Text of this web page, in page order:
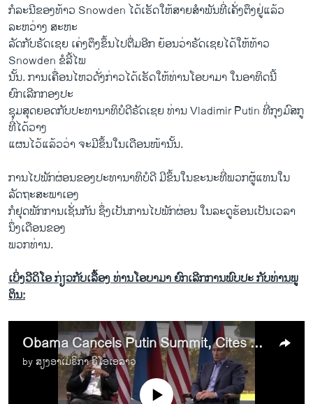
ກໍລະນີຂອງທ້າວ Snowden ໄດ້ເຮັດໃຫ້ສາຍສໍາພັນທີ່ເຄັ່ງຕຶງຢູ່ແລ້ວ
ລະຫວ່າງ ສະຫະ
ລັດກັບຣັດເຊຍ ​ເຄ່ງ​ຕຶງ​ຂຶ້ນ​ໄປ​ຕື່ມ​ອີກ ຍ້ອນ​ວ່າຣັດ​ເຊຍໄດ້ໃຫ້ທ້າວ
Snowden ຂໍລີ້ໄພ
ນັ້ນ. ການເຄື່ອນໄຫວດັ່ງກ່າວໄດ້ເຮັດໃຫ້ທ່ານໂອບາມາ ໃນອາທິດນີ້
ຍົກເລີກກອງປະ
ຊຸມສຸດຍອດກັບປະທານາທິບໍດີຣັດເຊຍ ທ່ານ Vladimir Putin ທີ່ກຸງມົສກູ
ທີ່ໄດ້ວາງ
ແຜນໄວ້ແລ້ວວ່າ ຈະ​ມີ​ຂຶ້ນ​ໃນ​ເດືອນ​ໜ້ານັ້ນ.
ການໄປພັກຜ່ອນຂອງປະທານາທິບໍດີ ມີຂຶ້ນໃນຂະນະທີ່ພວກຜູ້ແທນໃນ
ລັດຖະສະພາເອງ
ກໍຢຸດ​ພັກການເຊັ່ນກັນ ຊຶ່ງເປັນການໄປພັກຜ່ອນ ໃນລະດູຮ້ອນເປັນເວລາ
ນຶ່ງເດືອນຂອງ
ພວກທ່ານ.
ເບິ່ງວີດິໂອ ກ່ຽວກັບເລື້ອງ ທ່ານໂອບາມາ ຍົກເລີກການພົບປະ ກັບທ່ານພູ
ຕິນ:
Obama Cancels Putin Summit, Cites Snowden, Other Differences
by ສຽງອາເມຣິກາ ວີໂອເອລາວ
No media source currently available